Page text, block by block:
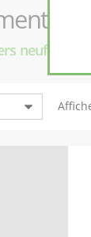
neuf
neufs